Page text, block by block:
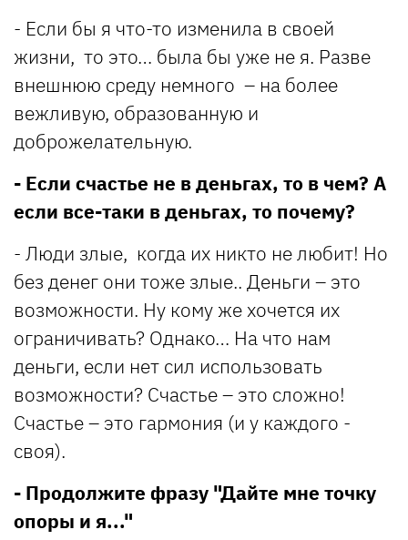
- Если бы я что-то изменила в своей
жизни, то это… была бы уже не я. Разве
внешнюю среду немного – на более
вежливую, образованную и
доброжелательную.
- Если счастье не в деньгах, то в чем? А
если все-таки в деньгах, то почему?
- Люди злые, когда их никто не любит! Но
без денег они тоже злые.. Деньги – это
возможности. Ну кому же хочется их
ограничивать? Однако… На что нам
деньги, если нет сил использовать
возможности? Счастье – это сложно!
Счастье – это гармония (и у каждого -
своя).
- Продолжите фразу "Дайте мне точку
опоры и я..."